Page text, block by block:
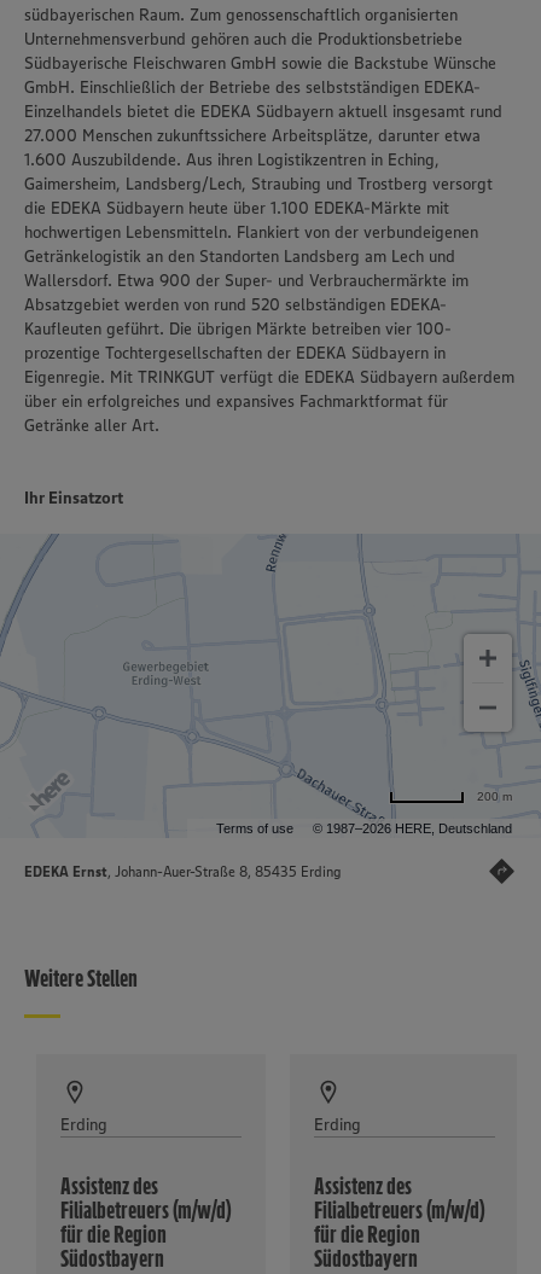
südbayerischen Raum. Zum genossenschaftlich organisierten
Unternehmensverbund gehören auch die Produktionsbetriebe
Südbayerische Fleischwaren GmbH sowie die Backstube Wünsche
GmbH. Einschließlich der Betriebe des selbstständigen EDEKA-
Einzelhandels bietet die EDEKA Südbayern aktuell insgesamt rund
27.000 Menschen zukunftssichere Arbeitsplätze, darunter etwa
1.600 Auszubildende. Aus ihren Logistikzentren in Eching,
Gaimersheim, Landsberg/Lech, Straubing und Trostberg versorgt
die EDEKA Südbayern heute über 1.100 EDEKA-Märkte mit
hochwertigen Lebensmitteln. Flankiert von der verbundeigenen
Getränkelogistik an den Standorten Landsberg am Lech und
Wallersdorf. Etwa 900 der Super- und Verbrauchermärkte im
Absatzgebiet werden von rund 520 selbständigen EDEKA-
Kaufleuten geführt. Die übrigen Märkte betreiben vier 100-
prozentige Tochtergesellschaften der EDEKA Südbayern in
Eigenregie. Mit TRINKGUT verfügt die EDEKA Südbayern außerdem
über ein erfolgreiches und expansives Fachmarktformat für
Getränke aller Art.
Ihr Einsatzort
Terms of use © 1987–2026 HERE, Deutschland
200 m
EDEKA Ernst , Johann-Auer-Straße 8, 85435 Erding
Weitere Stellen
Erding
Assistenz des
Filialbetreuers (m/w/d)
für die Region
Südostbayern
Erding
Assistenz des
Filialbetreuers (m/w/d)
für die Region
Südostbayern